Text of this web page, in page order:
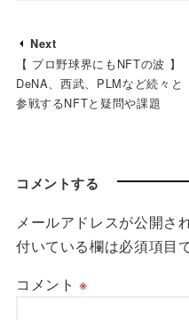
Next
【 プロ野球界にもNFTの波 】
DeNA、西武、PLMなど続々と
参戦するNFTと疑問や課題
コメントする
メールアドレスが公開さ
付いている欄は必須項目
コメント※